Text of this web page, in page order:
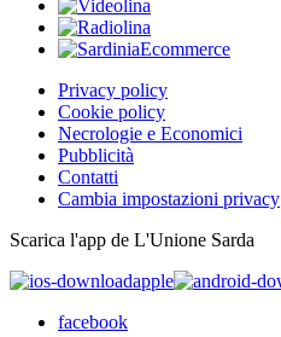
Privacy policy
Cookie policy
Necrologie e Economici
Pubblicità
Contatti
Cambia impostazioni privacy
Scarica l'app de L'Unione Sarda
apple
facebook